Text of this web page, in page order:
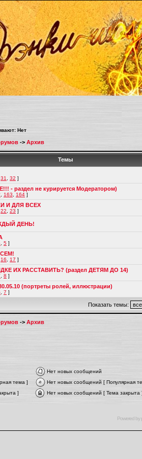
Нет
-> Архив
Темы
31 32 ]
раздел не курируется Модератором)
163 164 ]
И ДЛЯ ВСЕХ
22 23 ]
ДЕНЬ!
5 ]
16 17 ]
ИХ РАССТАВИТЬ? (раздел ДЕТЯМ ДО 14)
8 ]
(портреты ролей, иллюстрации)
7 ]
Показать темы:
-> Архив
Нет новых сообщений
тема ]
Нет новых сообщений [ Популярная
]
Нет новых сообщений [ Тема закрыта
Powered by